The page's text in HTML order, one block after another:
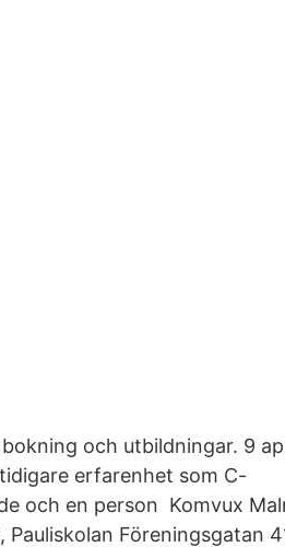
och utbildningar. 9
erfarenhet som C-
och en person Komvux
Föreningsgatan